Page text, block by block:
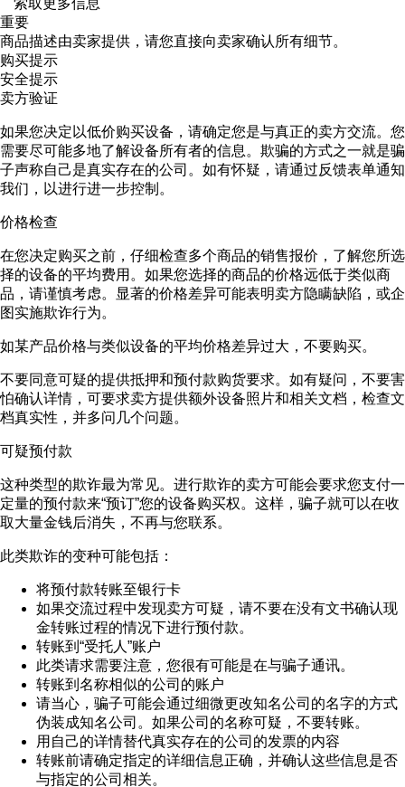
重要
商品描述由卖家提供，请您直接向卖家确认所有细节。
购买提示
安全提示
卖方验证
如果您决定以低价购买设备，请确定您是与真正的卖方交流。您
需要尽可能多地了解设备所有者的信息。欺骗的方式之一就是骗
子声称自己是真实存在的公司。如有怀疑，请通过反馈表单通知
我们，以进行进一步控制。
价格检查
在您决定购买之前，仔细检查多个商品的销售报价，了解您所选
择的设备的平均费用。如果您选择的商品的价格远低于类似商
品，请谨慎考虑。显著的价格差异可能表明卖方隐瞒缺陷，或企
图实施欺诈行为。
如某产品价格与类似设备的平均价格差异过大，不要购买。
不要同意可疑的提供抵押和预付款购货要求。如有疑问，不要害
怕确认详情，可要求卖方提供额外设备照片和相关文档，检查文
档真实性，并多问几个问题。
可疑预付款
这种类型的欺诈最为常见。进行欺诈的卖方可能会要求您支付一
定量的预付款来“预订”您的设备购买权。这样，骗子就可以在收
取大量金钱后消失，不再与您联系。
此类欺诈的变种可能包括：
将预付款转账至银行卡
如果交流过程中发现卖方可疑，请不要在没有文书确认现
金转账过程的情况下进行预付款。
转账到“受托人”账户
此类请求需要注意，您很有可能是在与骗子通讯。
转账到名称相似的公司的账户
请当心，骗子可能会通过细微更改知名公司的名字的方式
伪装成知名公司。如果公司的名称可疑，不要转账。
用自己的详情替代真实存在的公司的发票的内容
转账前请确定指定的详细信息正确，并确认这些信息是否
与指定的公司相关。